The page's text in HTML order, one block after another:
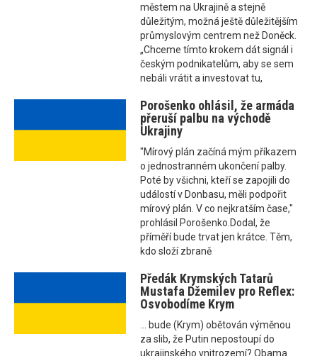
městem na Ukrajině a stejně
důležitým, možná ještě důležitějším
průmyslovým centrem než Doněck.
„Chceme tímto krokem dát signál i
českým podnikatelům, aby se sem
nebáli vrátit a investovat tu,
Porošenko ohlásil, že armáda
přeruší palbu na východě
Ukrajiny
"Mírový plán začíná mým příkazem
o jednostranném ukončení palby.
Poté by všichni, kteří se zapojili do
událostí v Donbasu, měli podpořit
mírový plán. V co nejkratším čase,"
prohlásil Porošenko.Dodal, že
příměří bude trvat jen krátce. Těm,
kdo složí zbraně
Předák Krymských Tatarů
Mustafa Džemilev pro Reflex:
Osvobodíme Krym
... bude (Krym) obětován výměnou
za slib, že Putin nepostoupí do
ukrajinského vnitrozemí? Obama